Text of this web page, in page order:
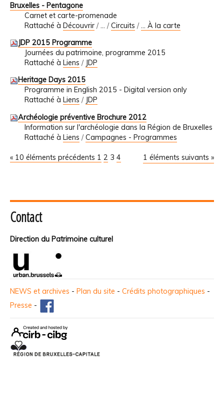
Bruxelles - Pentagone
Carnet et carte-promenade
Rattaché à Découvrir / /Circuits /
... À la carte
JDP 2015 Programme
Journées du patrimoine, programme 2015
Rattaché à Liens / JDP
Heritage Days 2015
Programme in English 2015 - Digital version only
Rattaché à Liens / JDP
Archéologie préventive Brochure 2012
Information sur l'archéologie dans la Région de Bruxelles
Rattaché à Liens /Campagnes - Programmes
« 10 éléments précédents 1 éléments suivants »
1 2 3 4
Contact
Direction du Patrimoine culturel
NEWS et archives - Plan du site - Crédits photographiques -
Presse -